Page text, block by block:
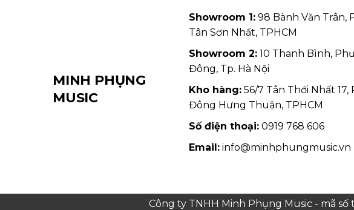
MINH PHỤNG
MUSIC
Showroom 1: 98 Bành Văn Trân,
Tân Sơn Nhất, TPHCM
Showroom 2: 10 Thanh Bình,
Đông, Tp. Hà Nội
Kho hàng: 56/7 Tân Thới Nhất 17,
Đông Hưng Thuận, TPHCM
Số điện thoại: 0919 768 606
Email: info@minhphungmusic.vn
Công ty TNHH Minh Phụng Music - mã